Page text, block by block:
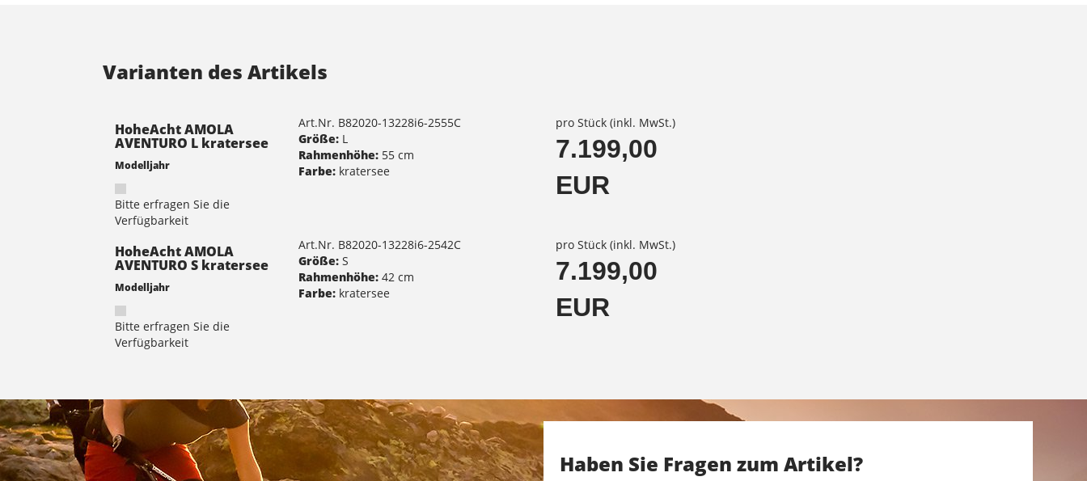
Varianten des Artikels
HoheAcht AMOLA
AVENTURO L kratersee
Modelljahr
Bitte erfragen Sie die
Verfügbarkeit
Art.Nr. B82020-13228i6-2555C
Größe: L
Rahmenhöhe: 55 cm
Farbe: kratersee
pro Stück (inkl. MwSt.)
7.199,00
EUR
HoheAcht AMOLA
AVENTURO S kratersee
Modelljahr
Bitte erfragen Sie die
Verfügbarkeit
Art.Nr. B82020-13228i6-2542C
Größe: S
Rahmenhöhe: 42 cm
Farbe: kratersee
pro Stück (inkl. MwSt.)
7.199,00
EUR
Haben Sie Fragen zum Artikel?